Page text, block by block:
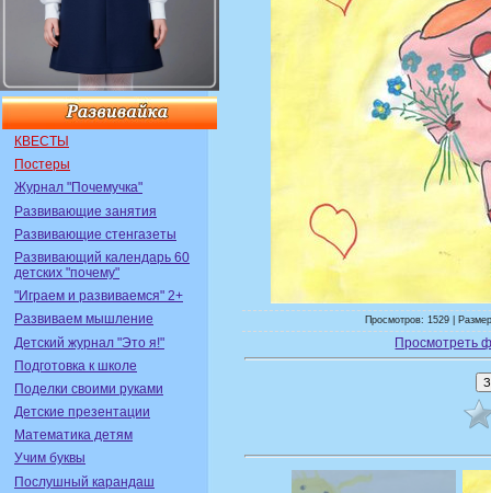
КВЕСТЫ
Постеры
Журнал "Почемучка"
Развивающие занятия
Развивающие стенгазеты
Развивающий календарь 60
детских "почему"
"Играем и развиваемся" 2+
Развиваем мышление
Детский журнал "Это я!"
Подготовка к школе
Поделки своими руками
Детские презентации
Математика детям
Учим буквы
Послушный карандаш
Просмотров: 1529 |
Просмотреть